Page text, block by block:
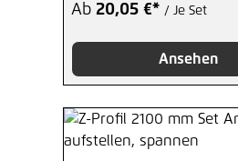
Ab 20,05 €* / Je Set
Ansehen